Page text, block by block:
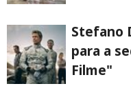
Stefano
para a
Filme"